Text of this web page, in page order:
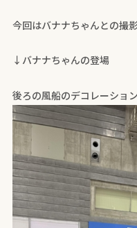
今回はバナナちゃんとの撮
↓バナナちゃんの登場
後ろの風船のデコレーショ